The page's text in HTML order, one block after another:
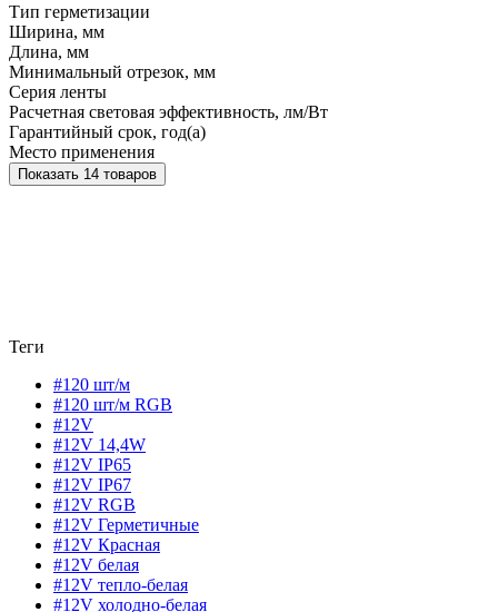
Тип герметизации
Ширина, мм
Длина, мм
Минимальный отрезок, мм
Серия ленты
Расчетная световая эффективность, лм/Вт
Гарантийный срок, год(а)
Место применения
Показать 14 товаров
Теги
#120 шт/м
#120 шт/м RGB
#12V
#12V 14,4W
#12V IP65
#12V IP67
#12V RGB
#12V Герметичные
#12V Красная
#12V белая
#12V тепло-белая
#12V холодно-белая